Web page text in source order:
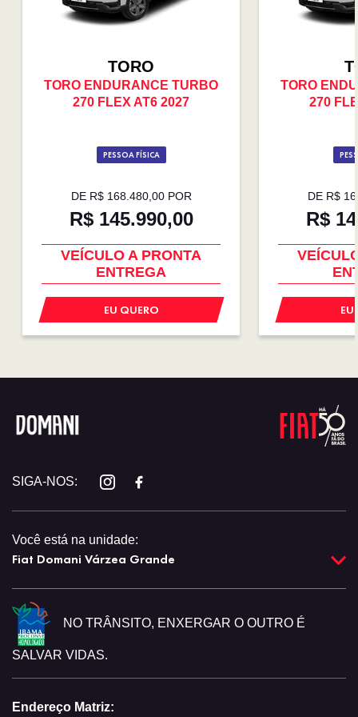
TORO
TORO ENDURANCE TURBO
270 FLEX AT6 2027
PESSOA FÍSICA
DE R$ 168.480,00 POR
R$ 145.990,00
VEÍCULO A PRONTA
ENTREGA
COM USADO NA TROCA
EU QUERO
TORO
270
DE R$
R$
COM
EU
SIGA-NOS:
Você está na unidade:
Fiat Domani Várzea Grande
NO TRÂNSITO, ENXERGAR O OUTRO É
SALVAR VIDAS.
Endereço Matriz: